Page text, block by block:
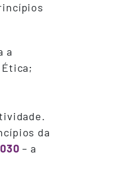
a
da
– a